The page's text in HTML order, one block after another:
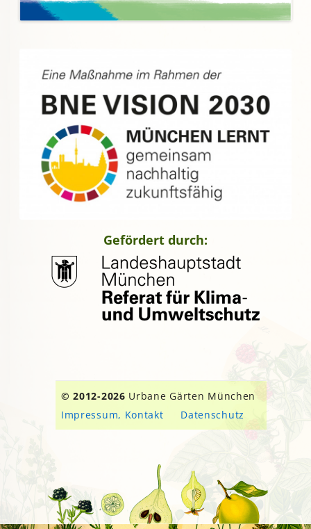
Gefördert durch:
© 2012-2026 Urbane Gärten München
Impressum, Kontakt
Datenschutz